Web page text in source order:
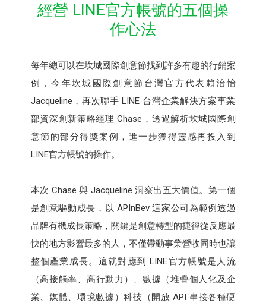
經營 LINE官方帳號的五個操
作心法
每年總可以在坎城國際創意節找到許多有趣的行銷案
例，今年坎城國際創意節台灣官方代表賴治怡
Jacqueline，再次聯手 LINE 台灣企業解決方案事業
部資深創新策略經理 Chase，透過解析坎城國際創
意節的部分得獎案例，進一步獲得靈感再投入到
LINE官方帳號的操作。
本次 Chase 與 Jacqueline 洞察出五大價值。第一個
是創意驅動成長，以 APInBev 這家公司為範例透過
品牌有機成長策略，關鍵是創意轉型的捷徑從反應最
快的地方影響最多的人，不僅帶動事業營收同時也讓
整個產業成長。這就對應到 LINE官方帳號是人流
（高接觸率、高行動力）、數據（堆疊個人化及企
業、媒體、環境數據）科技（開放 API 串接各種硬